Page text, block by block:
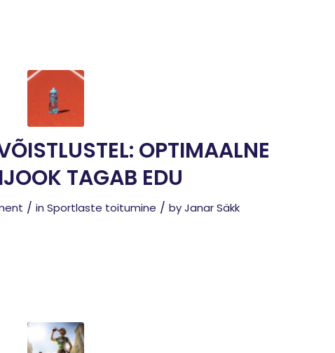
OPTIMAALNE
TAGAB EDU
/ in Sportlaste toitumine / byJanar Säkk